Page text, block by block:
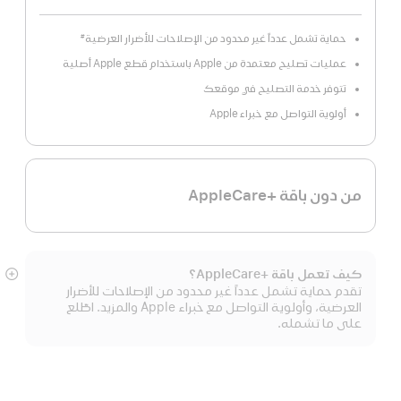
حماية تشمل عدداً غير محدود من الإصلاحات للأضرار العرضية#
عمليات تصليح معتمدة من Apple باستخدام قطع Apple أصلية
تتوفر خدمة التصليح في موقعك
أولوية التواصل مع خبراء Apple
من دون باقة +AppleCare
كيف تعمل باقة +AppleCare؟
تقدم حماية تشمل عدداً غير محدود من الإصلاحات للأضرار
العرضية، وأولوية التواصل مع خبراء Apple والمزيد. اطّلع
على ما تشمله.